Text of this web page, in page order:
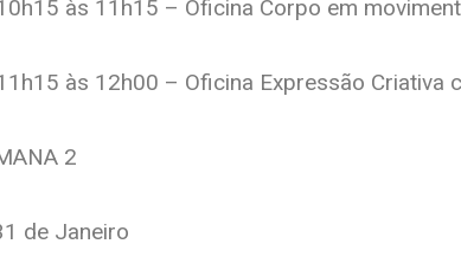
às 11h15 – Oficina Corpo em
às 12h00 – Oficina Expressão Criativa
2
de Janeiro